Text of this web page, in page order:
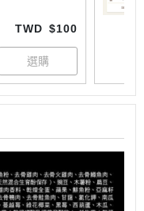
TWD $100